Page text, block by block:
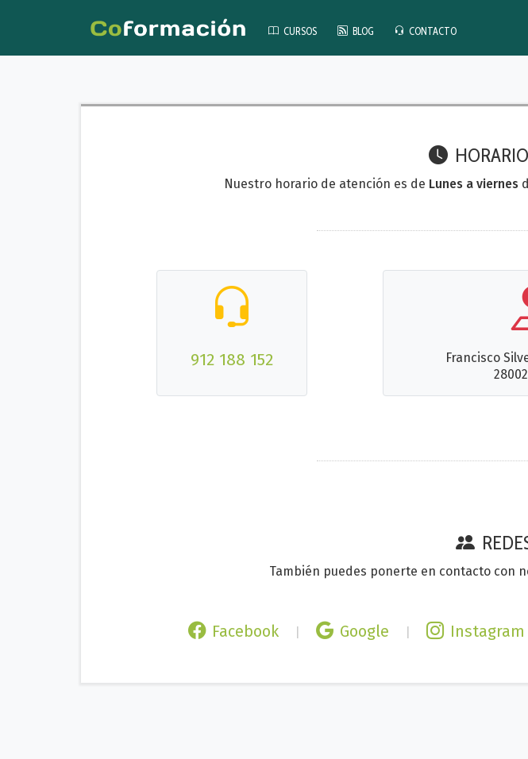
CURSOS BLOG CONTACTO
Contactar
Nuestro horario de atención es de Lunes a viernes
912 188 152
Francisco
También puedes ponerte en contacto con
Facebook Google Instagram